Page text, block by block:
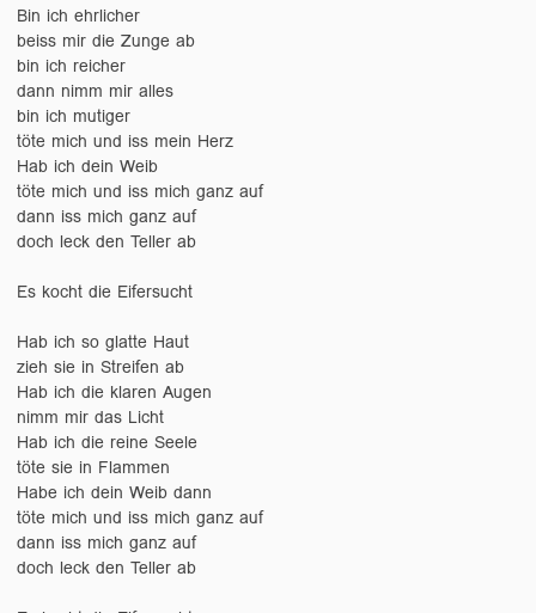
Bin ich ehrlicher
beiss mir die Zunge ab
bin ich reicher
dann nimm mir alles
bin ich mutiger
töte mich und iss mein Herz
Hab ich dein Weib
töte mich und iss mich ganz auf
dann iss mich ganz auf
doch leck den Teller ab
Es kocht die Eifersucht
Hab ich so glatte Haut
zieh sie in Streifen ab
Hab ich die klaren Augen
nimm mir das Licht
Hab ich die reine Seele
töte sie in Flammen
Habe ich dein Weib dann
töte mich und iss mich ganz auf
dann iss mich ganz auf
doch leck den Teller ab